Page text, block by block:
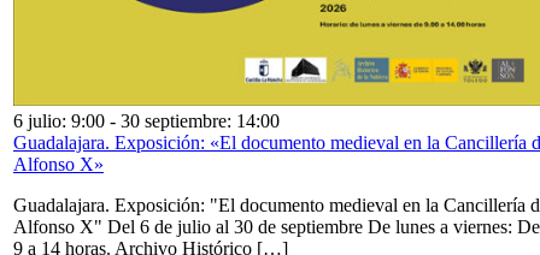
6 julio: 9:00 - 30 septiembre: 14:00
Guadalajara. Exposición: «El documento medieval en la Cancillería
Alfonso X»
Guadalajara. Exposición: "El documento medieval en la Cancillería
Alfonso X" Del 6 de julio al 30 de septiembre De lunes a viernes: De
9 a 14 horas. Archivo Histórico […]